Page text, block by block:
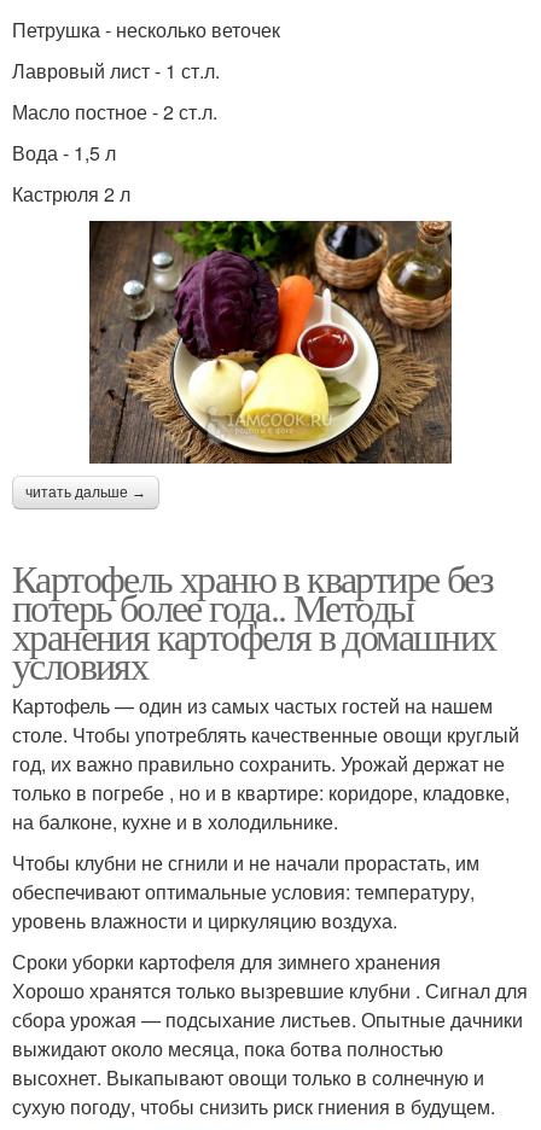
Петрушка - несколько веточек
Лавровый лист - 1 ст.л.
Масло постное - 2 ст.л.
Вода - 1,5 л
Кастрюля 2 л
читать дальше →
Картофель храню в квартире без
потерь более года.. Методы
хранения картофеля в домашних
условиях
Картофель — один из самых частых гостей на нашем
столе. Чтобы употреблять качественные овощи круглый
год, их важно правильно сохранить. Урожай держат не
только в погребе , но и в квартире: коридоре, кладовке,
на балконе, кухне и в холодильнике.
Чтобы клубни не сгнили и не начали прорастать, им
обеспечивают оптимальные условия: температуру,
уровень влажности и циркуляцию воздуха.
Сроки уборки картофеля для зимнего хранения
Хорошо хранятся только вызревшие клубни . Сигнал для
сбора урожая — подсыхание листьев. Опытные дачники
выжидают около месяца, пока ботва полностью
высохнет. Выкапывают овощи только в солнечную и
сухую погоду, чтобы снизить риск гниения в будущем.